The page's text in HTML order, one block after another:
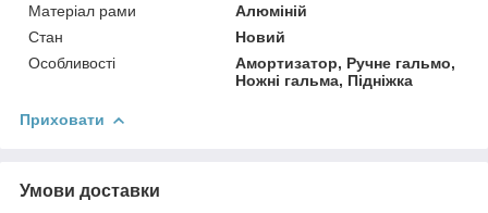
Матеріал рами
Алюміній
Стан
Новий
Особливості
Амортизатор, Ручне гальмо,
Ножні гальма, Підніжка
Приховати
Умови доставки